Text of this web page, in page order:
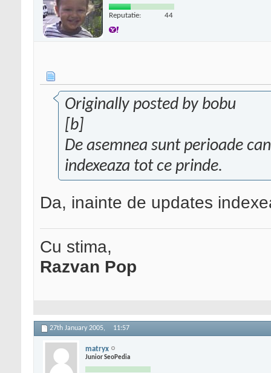
Reputatie: 44
Originally posted by bobu
[b]
De asemnea sunt perioade
indexeaza tot ce prinde.
Da, inainte de updates
Cu stima,
Razvan Pop
27th January 2005, 11:57
matryx
Junior SeoPedia